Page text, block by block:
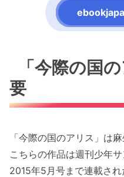
「今際の国
要
「今際の国のアリス」は
こちらの作品は週刊少年
2015年5月号まで連載さ